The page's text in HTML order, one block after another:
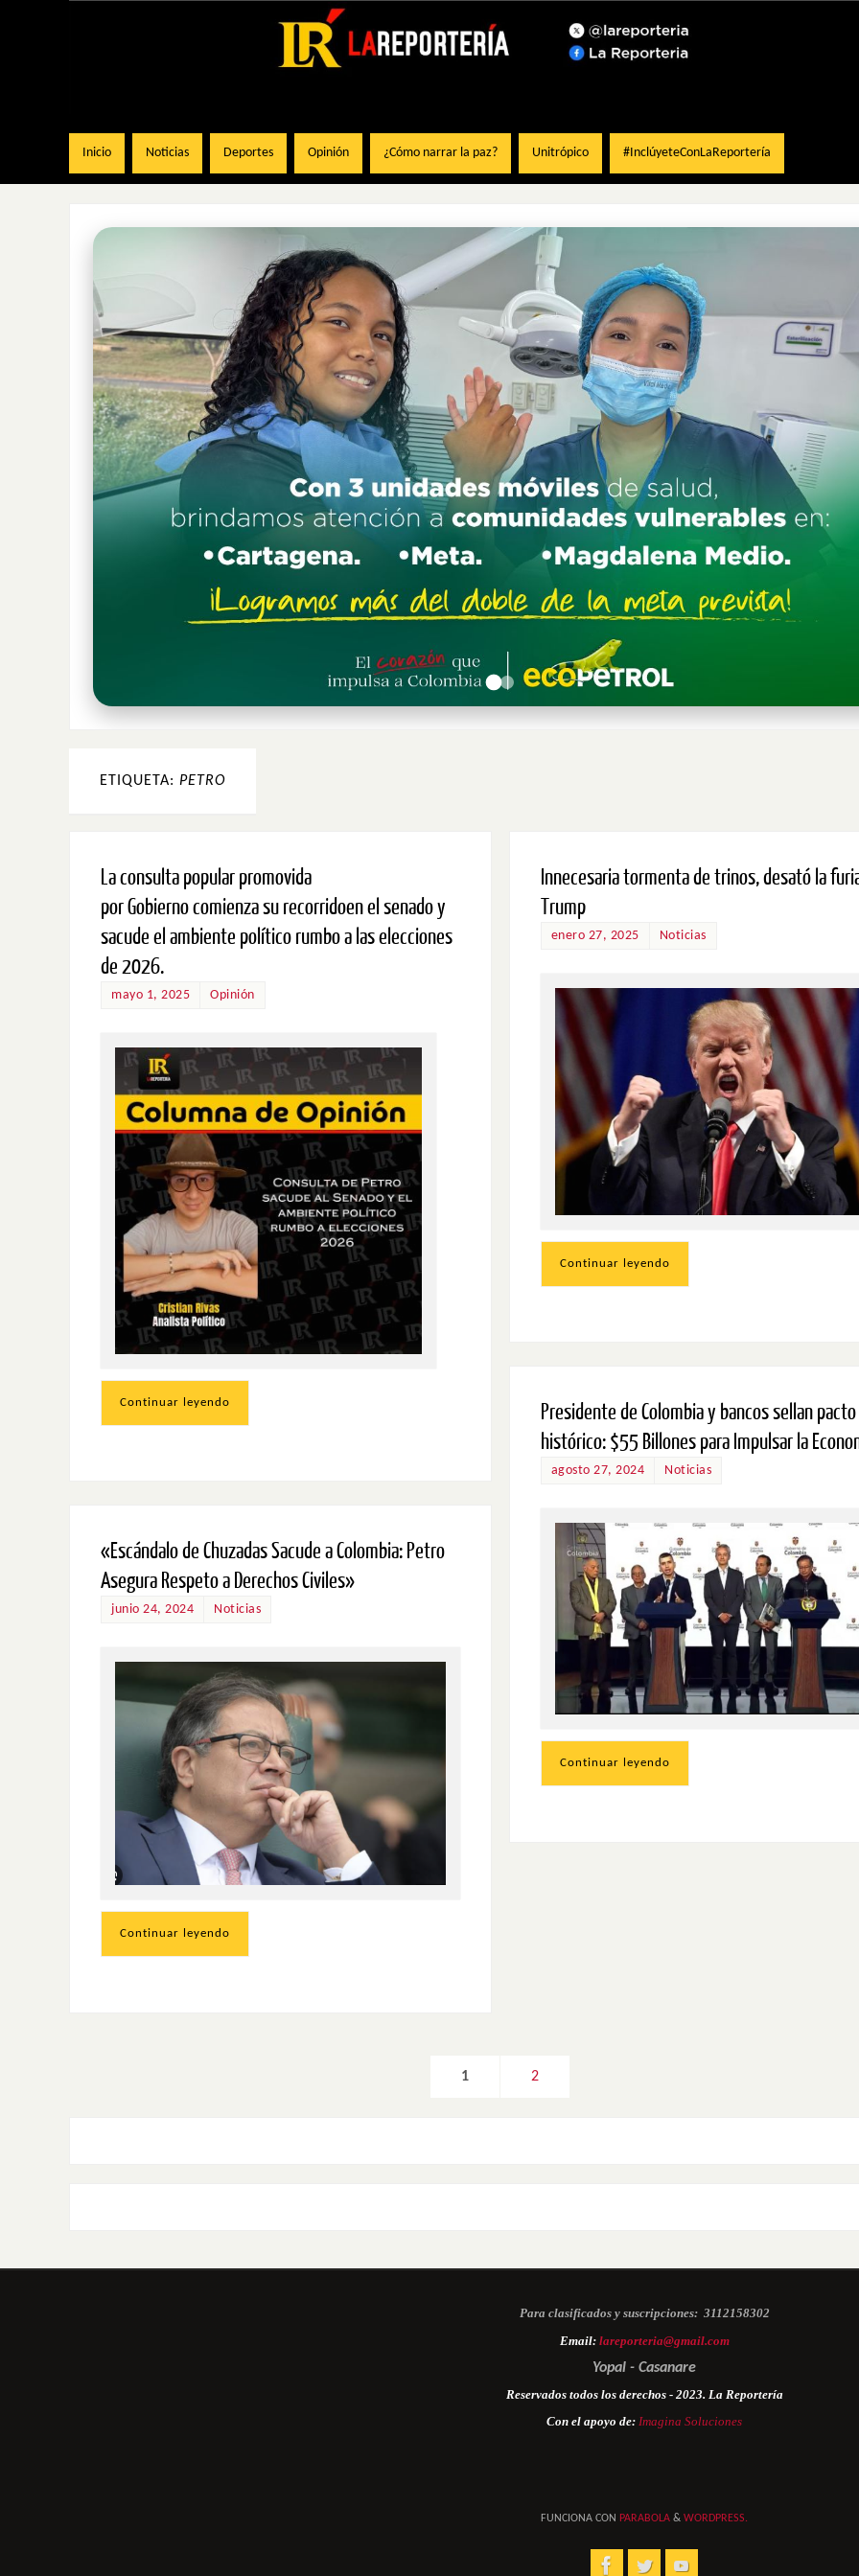
Inicio Noticias Deportes Opinión ¿Cómo narrar la paz? Unitrópico #InclúyeteConLaReportería
ETIQUETA: PETRO
La consulta popular promovida
por Gobierno comienza su recorridoen el senado y
sacude el ambiente político rumbo a las elecciones
de 2026.
mayo 1, 2025 Opinión
Continuar leyendo
Innecesaria tormenta de trinos, desató la
Trump
enero 27, 2025 Noticias
Continuar leyendo
Presidente de Colombia y bancos sellan pacto
histórico: $55 Billones para Impulsar la
agosto 27, 2024 Noticias
Continuar leyendo
«Escándalo de Chuzadas Sacude a Colombia: Petro
Asegura Respeto a Derechos Civiles»
junio 24, 2024 Noticias
Continuar leyendo
1 2
Para clasificados y suscripciones: 3112158302
Email: lareporteria@gmail.com
Yopal - Casanare
Reservados todos los derechos - 2023. La Reportería
Con el apoyo de: Imagina Soluciones
FUNCIONA CON PARABOLA & WORDPRESS.